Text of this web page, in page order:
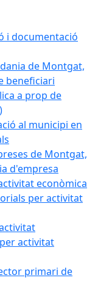
i documentació
de Montgat,
beneficiari
a prop de
al municipi en
de Montgat,
d'empresa
econòmica
per activitat
activitat
primari de